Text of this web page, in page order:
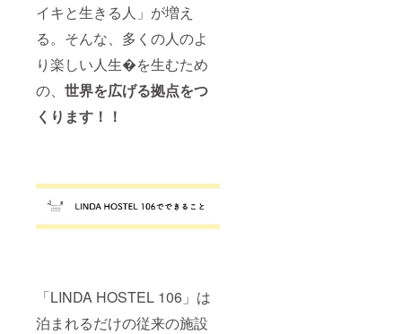
イキと生きる人」が増え
る。そんな、多くの人のよ
り楽しい人生�を生むため
の、 世界を広げる拠点をつ
くります！！
「LINDA HOSTEL 106」は
泊まれるだけの従来の施設